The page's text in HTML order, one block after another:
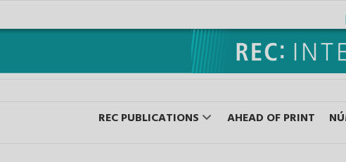
REC PUBLICATIONS
AHEAD OF PRINT